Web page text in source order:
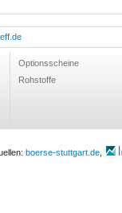
Optionsscheine
Rohstoffe
boerse-stuttgart.de